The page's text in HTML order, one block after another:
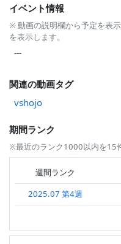
イベント情報
※ 動画の説明欄から予定を表
を表示します。
---
関連の動画タグ
vshojo
期間ランク
※最近のランク1000以内を15
週間ランク
2025.07 第4週
2025.05 第2週